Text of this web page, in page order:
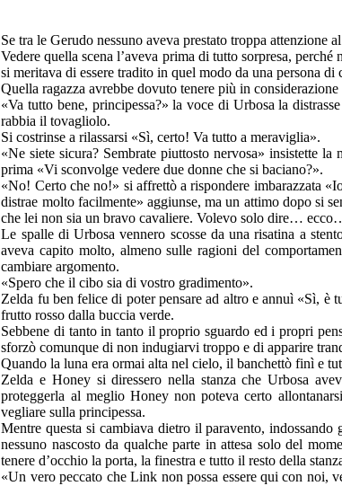
Se tra le Gerudo nessuno aveva prestato troppa attenzione
Vedere quella scena l’aveva prima di tutto sorpresa,
si meritava di essere tradito in quel modo da una persona di
Quella ragazza avrebbe dovuto tenere più in
«Va tutto bene, principessa?» la voce di Urbosa la
rabbia il tovagliolo.
Si costrinse a rilassarsi «Sì, certo! Va tutto a meraviglia».
«Ne siete sicura? Sembrate piuttosto nervosa» insistette
prima «Vi sconvolge vedere due donne che si baciano?».
«No! Certo che no!» si affrettò a rispondere imbarazzata
distrae molto facilmente» aggiunse, ma un attimo dopo si
che lei non sia un bravo cavaliere. Volevo solo dire…
Le spalle di Urbosa vennero scosse da una risatina a
aveva capito molto, almeno sulle ragioni del
cambiare argomento.
«Spero che il cibo sia di vostro gradimento».
Zelda fu ben felice di poter pensare ad altro e annuì «Sì, è
frutto rosso dalla buccia verde.
Sebbene di tanto in tanto il proprio sguardo ed i propri
sforzò comunque di non indugiarvi troppo e di apparire
Quando la luna era ormai alta nel cielo, il banchettò finì e
Zelda e Honey si diressero nella stanza che Urbosa
proteggerla al meglio Honey non poteva certo
vegliare sulla principessa.
Mentre questa si cambiava dietro il paravento,
nessuno nascosto da qualche parte in attesa solo del
tenere d’occhio la porta, la finestra e tutto il resto della
«Un vero peccato che Link non possa essere qui con noi,